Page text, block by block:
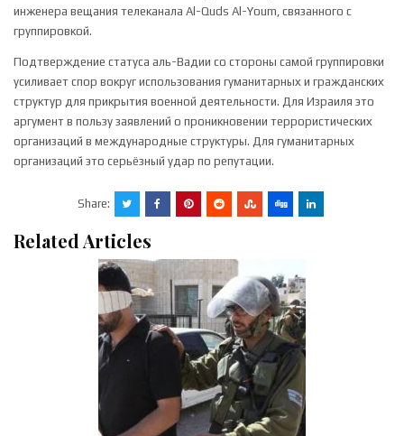
инженера вещания телеканала Al-Quds Al-Youm, связанного с
группировкой.
Подтверждение статуса аль-Вадии со стороны самой группировки
усиливает спор вокруг использования гуманитарных и гражданских
структур для прикрытия военной деятельности. Для Израиля это
аргумент в пользу заявлений о проникновении террористических
организаций в международные структуры. Для гуманитарных
организаций это серьёзный удар по репутации.
Share:
Related Articles